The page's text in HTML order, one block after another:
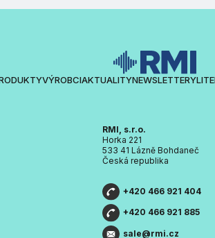
VÝROBCIAKTUALITYNEWSLETTERY
RMI, s.r.o.
Horka 221
533 41 Lázně Bohdaneč
Česká republika
+420 466 921 404
+420 466 921 885
sale@rmi.cz